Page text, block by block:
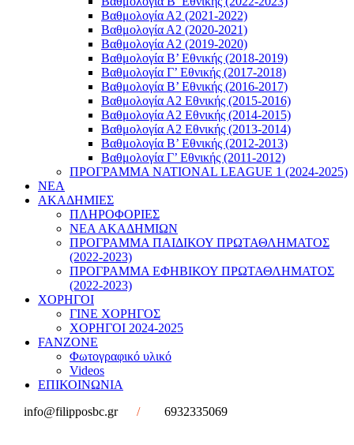
Βαθμολογία Α2 (2021-2022)
Βαθμολογία Α2 (2020-2021)
Βαθμολογία Α2 (2019-2020)
Βαθμολογία B’ Εθνικής (2018-2019)
Βαθμολογία Γ’ Εθνικής (2017-2018)
Βαθμολογία Β’ Εθνικής (2016-2017)
Βαθμολογία Α2 Εθνικής (2015-2016)
Βαθμολογία Α2 Εθνικής (2014-2015)
Βαθμολογία Α2 Εθνικής (2013-2014)
Βαθμολογία Β’ Εθνικής (2012-2013)
Βαθμολογία Γ’ Εθνικής (2011-2012)
ΠΡΟΓΡΑΜΜΑ NATIONAL LEAGUE 1 (2024-2025)
ΝΕΑ
ΑΚΑΔΗΜΙΕΣ
ΠΛΗΡΟΦΟΡΙΕΣ
ΝΕΑ ΑΚΑΔΗΜΙΩΝ
ΠΡΟΓΡΑΜΜΑ ΠΑΙΔΙΚΟΥ ΠΡΩΤΑΘΛΗΜΑΤΟΣ
(2022-2023)
ΠΡΟΓΡΑΜΜΑ ΕΦΗΒΙΚΟΥ ΠΡΩΤΑΘΛΗΜΑΤΟΣ
(2022-2023)
ΧΟΡΗΓΟΙ
ΓΙΝΕ ΧΟΡΗΓΟΣ
ΧΟΡΗΓΟΙ 2024-2025
FANZONE
Φωτογραφικό υλικό
Videos
ΕΠΙΚΟΙΝΩΝΙΑ
info@filipposbc.gr
/ 6932335069